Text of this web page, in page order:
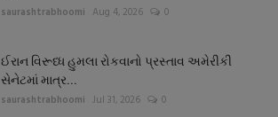
saurashtrabhoomi Aug 4, 2026 0
ઈરાન વિરૂધ્ધ હુમલા રોકવાનો પ્રસ્તાવ અમેરીકી
સેનેટમાં માત્ર...
saurashtrabhoomi Jul 31, 2026 0